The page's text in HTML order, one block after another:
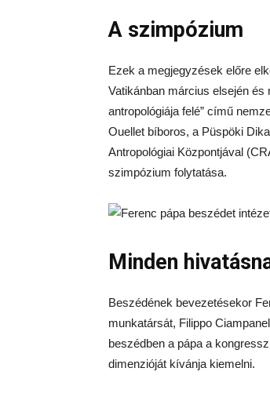
A szimpózium
Ezek a megjegyzések előre
Vatikánban március elsején és
antropológiája felé” című
Ouellet bíboros, a Püspöki
Antropológiai Központjával
szimpózium folytatása.
Minden
Beszédének bevezetésekor
munkatársát, Filippo
beszédben a pápa a
dimenzióját kívánja kiemelni.